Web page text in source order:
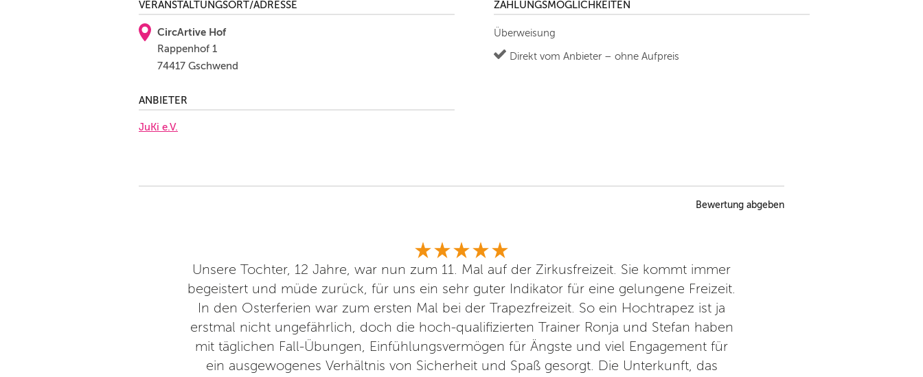
ZAHLUNGSMÖGLICHKEITEN
Überweisung
Direkt vom Anbieter – ohne Aufpreis
VERANSTALTUNGSORT/ADRESSE
CircArtive Hof
Rappenhof 1
74417 Gschwend
ANBIETER
JuKi e.V.
Bewertung abgeben
Unsere Tochter, 12 Jahre, war nun zum 11. Mal auf der Zirkusfreizeit. Sie kommt immer
begeistert und müde zurück, für uns ein sehr guter Indikator für eine gelungene Freizeit.
In den Osterferien war zum ersten Mal bei der Trapezfreizeit. So ein Hochtrapez ist ja
erstmal nicht ungefährlich, doch die hoch-qualifizierten Trainer Ronja und Stefan haben
mit täglichen Fall-Übungen, Einfühlungsvermögen für Ängste und viel Engagement für
ein ausgewogenes Verhältnis von Sicherheit und Spaß gesorgt. Die Unterkunft, das